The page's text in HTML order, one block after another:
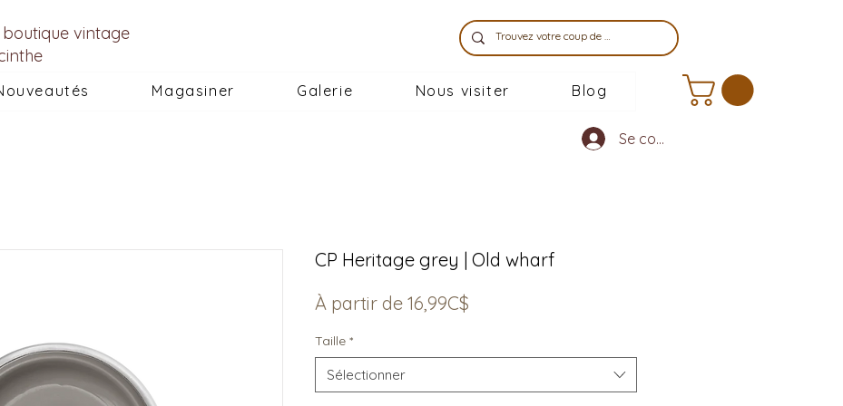
vintage
Magasiner Galerie Nous visiter Blog
CP Heritage grey | Old wharf
À partir de 16,99C$
Taille *
Sélectionner
Se connecter